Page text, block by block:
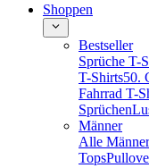
Shoppen
Bestseller
Sprüche T-
T-Shirts50.
Fahrrad T-
Sprüchen
Männer
Alle
Tops